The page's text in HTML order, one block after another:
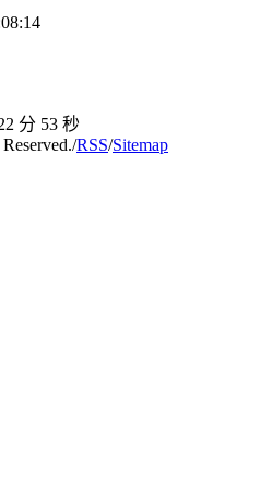
分 54 秒
/RSS/Sitemap